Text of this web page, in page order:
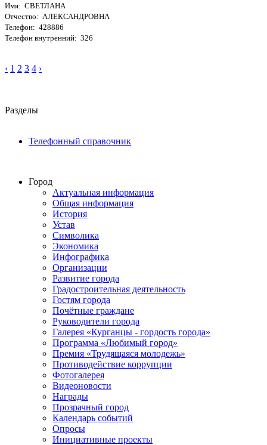
Имя: СВЕТЛАНА
Отчество: АЛЕКСАНДРОВНА
Телефон: 428886
Телефон внутренний: 326
‹ 1 2 3 4 ›
Разделы
Телефонный справочник
Город
Актуальная информация
Общая информация
История
Устав
Символика
Экономика
Инфографика
Организации
Развитие города
Градостроительная деятельность
Гостям города
Почётные граждане
Руководители города
Галерея «Курганцы - гордость города»
Программа «Любимый город»
Премия «Трудящаяся молодежь»
Противодействие коррупции
Фотогалерея
Видеоновости
Награды
Прозрачный город
Календарь событий
Опросы
Инициативные проекты